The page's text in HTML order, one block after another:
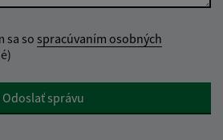
sa so spracúvaním osobných
Odoslať správu